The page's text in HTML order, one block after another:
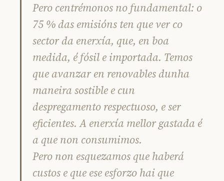
Pero centrémonos no fundamental: o
75 % das emisións ten que ver co
sector da enerxía, que, en boa
medida, é fósil e importada. Temos
que avanzar en renovables dunha
maneira sostible e cun
despregamento respectuoso, e ser
eficientes. A enerxía mellor gastada é
a que non consumimos.
Pero non esquezamos que haberá
custos e que ese esforzo hai que